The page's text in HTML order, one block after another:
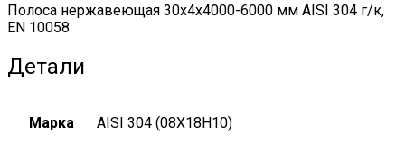
Полоса нержавеющая 30х4х4000-6000 мм AISI 304 г/к,
EN 10058
Детали
Марка AISI 304 (08Х18Н10)